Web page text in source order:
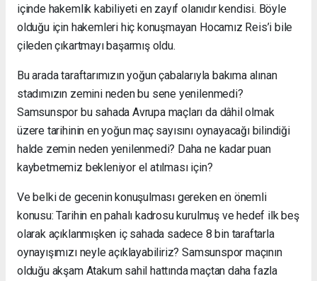
içinde hakemlik kabiliyeti en zayıf olanıdır kendisi. Böyle
olduğu için hakemleri hiç konuşmayan Hocamız Reis’i bile
çileden çıkartmayı başarmış oldu.
Bu arada taraftarımızın yoğun çabalarıyla bakıma alınan
stadımızın zemini neden bu sene yenilenmedi?
Samsunspor bu sahada Avrupa maçları da dâhil olmak
üzere tarihinin en yoğun maç sayısını oynayacağı bilindiği
halde zemin neden yenilenmedi? Daha ne kadar puan
kaybetmemiz bekleniyor el atılması için?
Ve belki de gecenin konuşulması gereken en önemli
konusu: Tarihin en pahalı kadrosu kurulmuş ve hedef ilk beş
olarak açıklanmışken iç sahada sadece 8 bin taraftarla
oynayışımızı neyle açıklayabiliriz? Samsunspor maçının
olduğu akşam Atakum sahil hattında maçtan daha fazla